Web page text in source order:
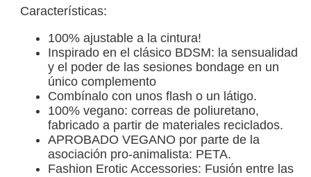
Características:
100% ajustable a la cintura!
Inspirado en el clásico BDSM: la sensualidad
y el poder de las sesiones bondage en un
único complemento
Combínalo con unos flash o un látigo.
100% vegano: correas de poliuretano,
fabricado a partir de materiales reciclados.
APROBADO VEGANO por parte de la
asociación pro-animalista: PETA.
Fashion Erotic Accessories: Fusión entre las